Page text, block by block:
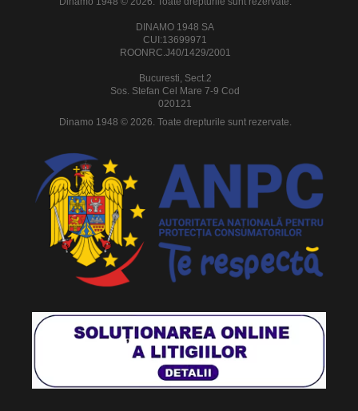
DINAMO 1948 SA
CUI:13699971
ROONRC.J40/1429/2001
Bucuresti, Sect.2
Sos. Stefan Cel Mare 7-9 Cod
020121
Dinamo 1948 © 2026. Toate drepturile sunt rezervate.